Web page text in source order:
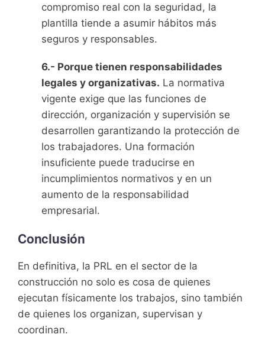
compromiso real con la seguridad, la
plantilla tiende a asumir hábitos más
seguros y responsables.
6.- Porque tienen responsabilidades
legales y organizativas. La normativa
vigente exige que las funciones de
dirección, organización y supervisión se
desarrollen garantizando la protección de
los trabajadores. Una formación
insuficiente puede traducirse en
incumplimientos normativos y en un
aumento de la responsabilidad
empresarial.
Conclusión
En definitiva, la PRL en el sector de la
construcción no solo es cosa de quienes
ejecutan físicamente los trabajos, sino también
de quienes los organizan, supervisan y
coordinan.